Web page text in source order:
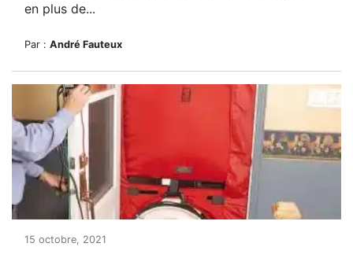
en plus de...
Par : André Fauteux
15 octobre, 2021